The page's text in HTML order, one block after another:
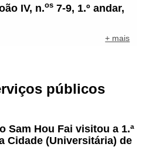
IV, n.os 7-9, 1.º andar,
+ mais
públicos
Sam Hou Fai visitou a 1.ª
Cidade (Universitária) de